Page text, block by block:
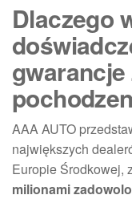
Dlaczego
gwarancje
AAA AUTO
największych
Europie Środkowej,
milionami